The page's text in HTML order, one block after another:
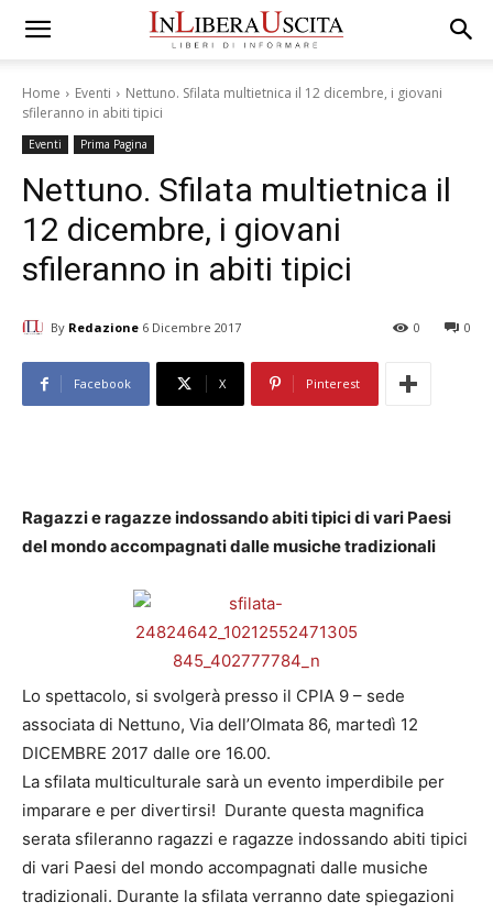
Home Eventi
Nettuno. Sfilata multietnica il 12 dicembre, i giovani
sfileranno in abiti tipici
Eventi Prima Pagina
Nettuno. Sfilata multietnica il
12 dicembre, i giovani
sfileranno in abiti tipici
By Redazione 6 Dicembre 2017 0
0
Facebook X Pinterest
Ragazzi e ragazze indossando abiti tipici di vari Paesi
del mondo accompagnati dalle musiche tradizionali
Lo spettacolo, si svolgerà presso il CPIA 9 – sede
associata di Nettuno, Via dell’Olmata 86, martedì 12
DICEMBRE 2017 dalle ore 16.00.
La sfilata multiculturale sarà un evento imperdibile per
imparare e per divertirsi! Durante questa magnifica
serata sfileranno ragazzi e ragazze indossando abiti tipici
di vari Paesi del mondo accompagnati dalle musiche
tradizionali. Durante la sfilata verranno date spiegazioni